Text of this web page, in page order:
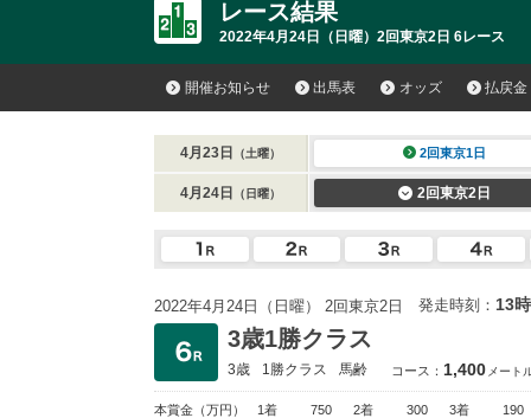
レース結果
2022年4月24日（日曜）2回東京2日 6レース
開催お知らせ 出馬表 オッズ 払戻金
4月23日 （土曜） 2回東京1日
4月24日 （日曜） 2回東京2日
2022年4月24日（日曜） 2回東京2日 発走時刻： 13
3歳1勝クラス
3歳 1勝クラス 馬齢 コース： 1,400 メート
本賞金 （万円） 1着 750 2着 300 3着 190